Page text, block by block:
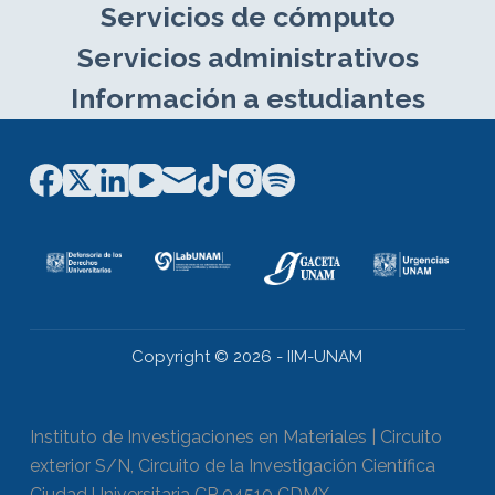
Servicios de cómputo
Servicios administrativos
Información a estudiantes
Copyright © 2026 - IIM-UNAM
Instituto de Investigaciones en Materiales | Circuito
exterior S/N, Circuito de la Investigación Científica